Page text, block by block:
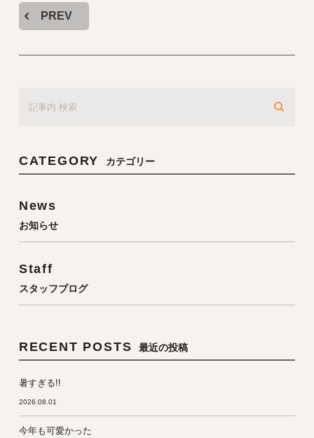
PREV
CATEGORY カテゴリー
News
お知らせ
Staff
スタッフブログ
RECENT POSTS 最近の投稿
暑すぎる!!
2026.08.01
今年も可愛かった